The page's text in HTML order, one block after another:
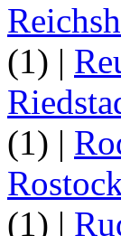
(1) |
(1) |
(1) |